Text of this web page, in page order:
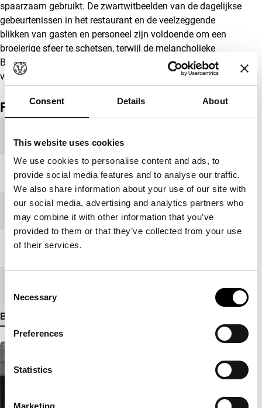
Consent Details About
This website uses cookies
We use cookies to personalise content and ads, to
provide social media features and to analyse our traffic.
We also share information about your use of our site with
our social media, advertising and analytics partners who
may combine it with other information that you’ve
provided to them or that they’ve collected from your use
of their services.
Selection
Necessary
Preferences
Statistics
Marketing
spaarzaam gebruikt. De zwartwitbeelden van de dagelijkse
gebeurtenissen in het restaurant en de veelzeggende
blikken van gasten en personeel zijn voldoende om een
broeierige sfeer te schetsen, terwijl de melancholieke
Boliviaanse muziek prachtig aansluit bij dit verhaal over
vreemdelingenhaat en heimwee.
Film details
Jaar 2001
IFFR 2002
Lengte
Bekijk meer details